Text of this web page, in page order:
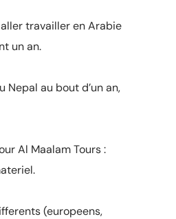
travailler en Arabie
un an.
au bout d’un an,
Al Maalam Tours :
(europeens,